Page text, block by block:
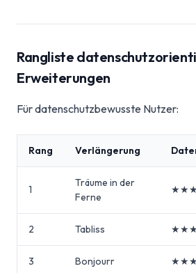
Rangliste
Erweiterungen
Für datenschutzbewusste Nutzer:
Rang Verlängerung
1
Träume in der
Ferne
2 Tabliss
3 Bonjourr